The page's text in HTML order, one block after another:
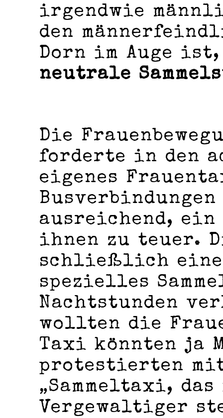
irgendwie
den
Dorn im Auge
neutrale
Die
forderte in den
eigenes
ausreichend, ein
ihnen zu teuer.
schließlich
spezielles
Nachtstunden
wollten die
Taxi könnten ja
protestierten mit
„Sammeltaxi,
Vergewaltiger